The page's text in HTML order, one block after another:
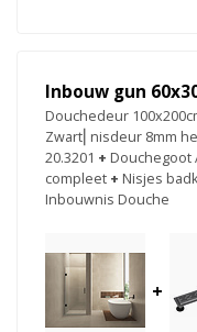
Inbouw gun
Douchedeur
Zwart⎢nisdeur 8mm
20.3201 + Douchegoot
compleet + Nisjes
Inbouwnis Douche
+